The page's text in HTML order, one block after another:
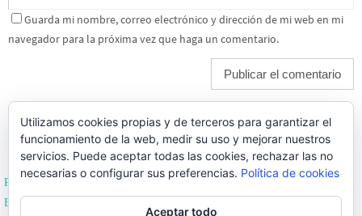
Guarda mi nombre, correo electrónico y dirección de mi web en mi
navegador para la próxima vez que haga un comentario.
Política de Privacidad
Editoriales de España
Utilizamos cookies propias y de terceros para garantizar el
funcionamiento de la web, medir su uso y mejorar nuestros
servicios. Puede aceptar todas las cookies, rechazar las no
necesarias o configurar sus preferencias. Política de cookies
Aceptar todo